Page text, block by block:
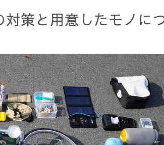
対策と用意したモノに